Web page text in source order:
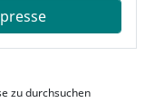
zu durchsuchen